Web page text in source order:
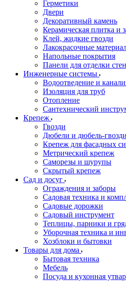
Герметики
Двери
Декоративный камень
Керамическая плитка и
Клей, жидкие гвозди
Лакокрасочные
Напольные покрытия
Панели для отделки
Инженерные системы
Водоотведение и
Изоляция для труб
Отопление
Сантехнический
Крепеж
Гвозди
Дюбели и дюбель-гвозди
Крепеж для фасадных
Метрический крепеж
Саморезы и шурупы
Скрытый крепеж
Сад и досуг
Ограждения и заборы
Садовая техника и
Садовые дорожки
Садовый инструмент
Теплицы, парники и
Уборочная техника и
Хозблоки и бытовки
Товары для дома
Бытовая техника
Мебель
Посуда и кухонная